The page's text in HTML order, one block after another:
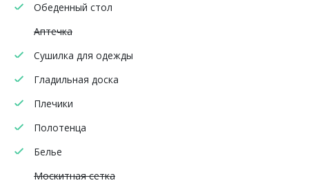
Обеденный стол
Аптечка
Сушилка для одежды
Гладильная доска
Плечики
Полотенца
Белье
Москитная сетка